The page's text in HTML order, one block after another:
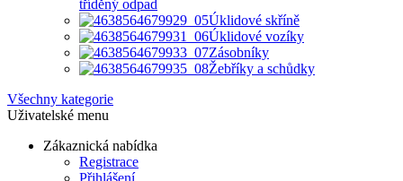
tříděný odpad
Úklidové skříně
Úklidové vozíky
Zásobníky
Žebříky a schůdky
Všechny kategorie
Uživatelské menu
Zákaznická nabídka
Registrace
Přihlášení